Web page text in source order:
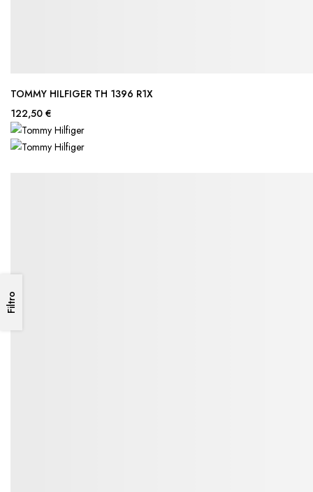
TOMMY HILFIGER TH 1396 R1X
122,50 €
Filtro